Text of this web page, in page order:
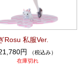
Rosu 私服Ver.
円
（税込み）
在庫切れ